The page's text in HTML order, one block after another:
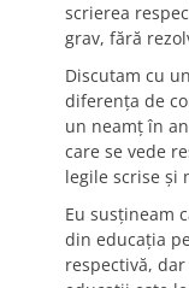
scrierea
grav, fără
Discutam cu
diferenţa de
un neamţ în
care se vede
legile scrise şi
Eu susţineam
din educaţia
respectivă,